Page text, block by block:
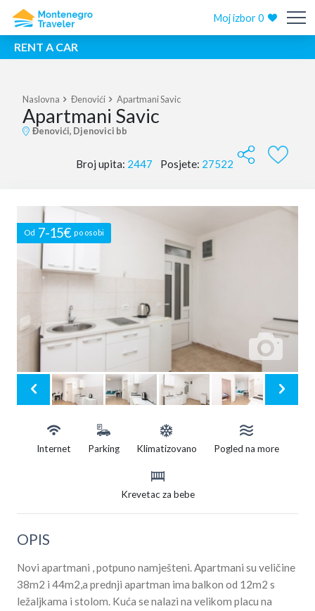
Moj izbor0
RENT A CAR
Naslovna Đenovići Apartmani Savic
Apartmani Savic
Đenovići, Djenovici bb
Broj upita: 2447 Posjete: 27522
Od 7-15€ po osobi
Internet Parking Klimatizovano Pogled na more
Krevetac za bebe
OPIS
Novi apartmani , potpuno namješteni. Apartmani su veličine
38m2 i 44m2,a prednji apartman ima balkon od 12m2 s
ležaljkama i stolom. Kuća se nalazi na velikom placu na